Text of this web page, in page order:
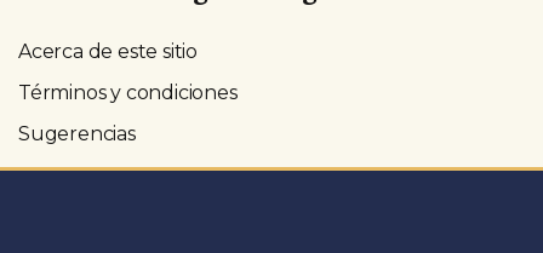
Acerca de este sitio
Términos y condiciones
Sugerencias